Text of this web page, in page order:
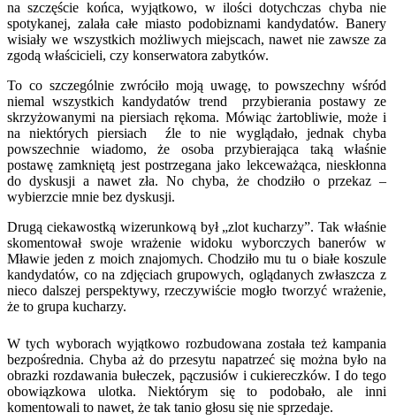
na szczęście końca, wyjątkowo, w ilości dotychczas chyba nie
spotykanej, zalała całe miasto podobiznami kandydatów. Banery
wisiały we wszystkich możliwych miejscach, nawet nie zawsze za
zgodą właścicieli, czy konserwatora zabytków.
To co szczególnie zwróciło moją uwagę, to powszechny wśród
niemal wszystkich kandydatów trend przybierania postawy ze
skrzyżowanymi na piersiach rękoma. Mówiąc żartobliwie, może i
na niektórych piersiach źle to nie wyglądało, jednak chyba
powszechnie wiadomo, że osoba przybierająca taką właśnie
postawę zamkniętą jest postrzegana jako lekceważąca, nieskłonna
do dyskusji a nawet zła. No chyba, że chodziło o przekaz –
wybierzcie mnie bez dyskusji.
Drugą ciekawostką wizerunkową był „zlot kucharzy”. Tak właśnie
skomentował swoje wrażenie widoku wyborczych banerów w
Mławie jeden z moich znajomych. Chodziło mu tu o białe koszule
kandydatów, co na zdjęciach grupowych, oglądanych zwłaszcza z
nieco dalszej perspektywy, rzeczywiście mogło tworzyć wrażenie,
że to grupa kucharzy.
W tych wyborach wyjątkowo rozbudowana została też kampania
bezpośrednia. Chyba aż do przesytu napatrzeć się można było na
obrazki rozdawania bułeczek, pączusiów i cukiereczków. I do tego
obowiązkowa ulotka. Niektórym się to podobało, ale inni
komentowali to nawet, że tak tanio głosu się nie sprzedaje.